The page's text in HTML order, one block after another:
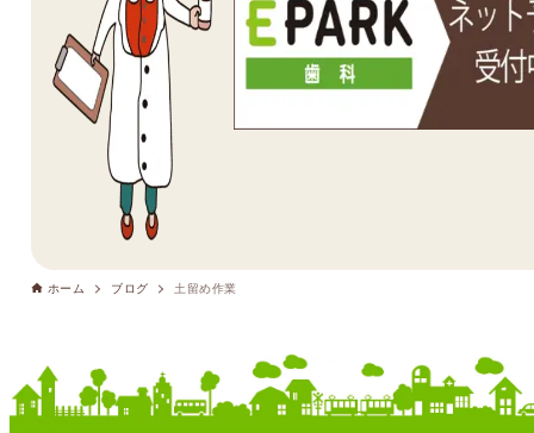
ホーム ブログ 土留め作業